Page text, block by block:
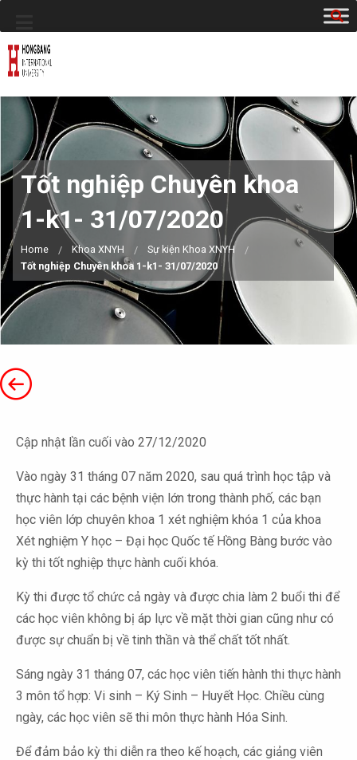
Tốt nghiệp Chuyên khoa
1-k1- 31/07/2020
Home Khoa XNYH
Sự kiện Khoa XNYH
Tốt nghiệp Chuyên khoa 1-k1- 31/07/2020
Cập nhật lần cuối vào 27/12/2020
Vào ngày 31 tháng 07 năm 2020, sau quá trình học tập và
thực hành tại các bệnh viện lớn trong thành phố, các bạn
học viên lớp chuyên khoa 1 xét nghiệm khóa 1 của khoa
Xét nghiệm Y học – Đại học Quốc tế Hồng Bàng bước vào
kỳ thi tốt nghiệp thực hành cuối khóa.
Kỳ thi được tổ chức cả ngày và được chia làm 2 buổi thi để
các học viên không bị áp lực về mặt thời gian cũng như có
được sự chuẩn bị về tinh thần và thể chất tốt nhất.
Sáng ngày 31 tháng 07, các học viên tiến hành thi thực hành
3 môn tổ hợp: Vi sinh – Ký Sinh – Huyết Học. Chiều cùng
ngày, các học viên sẽ thi môn thực hành Hóa Sinh.
Để đảm bảo kỳ thi diễn ra theo kế hoạch, các giảng viên